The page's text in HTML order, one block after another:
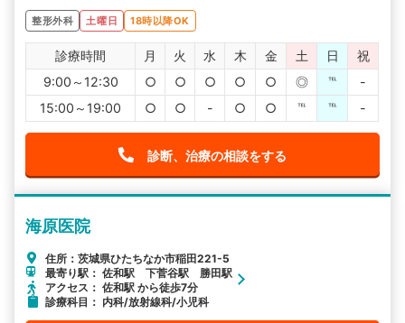
整形外科 土曜日 18時以降OK
診療時間 月 火 水 木 金 土 日
祝
9:00～12:30
○ ○ ○ ○ ○ ◎ ℡
-
15:00～19:00
○ ○ - ○ ○ ℡ ℡ -
診断、治療の相談をする
海原医院
住所：茨城県ひたちなか市稲田221-5
最寄り駅： 佐和駅 下菅谷駅 勝田駅
アクセス： 佐和駅 から徒歩7分
診療科目： 内科/放射線科/小児科